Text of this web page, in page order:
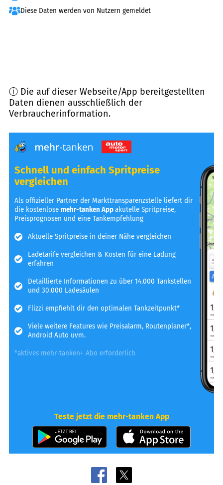
Diese Daten werden von Nutzern gemeldet
ⓘ Die auf dieser Webseite/App bereitgestellten
Daten dienen ausschließlich der
Verbraucherinformation.
Schnell und einfach Spritpreise
vergleichen
Als offizieller Partner der Markttransparenzstelle liefert dir
die kostenlosemehr-tanken Appakutelle Spritpreise,
Preisprognosen und eine Tankempfehlung
Aktuelle Spritpreise in deiner Nähe vergleichen
Ladetarife vergleichen & Kosten für eine Ladung
erfahren
Detaillierte Informationen zu über 14.000 Tankstellen
und 30.000 Ladesäulen
Flizzi empfiehlt dir den optimalen Tankzeitpunkt*
Viele weitere Features wie Preisalarm, Routenplaner*,
Android Auto uvm.
*aktives mehr-tanken+ Abo erforderlich
Teste jetzt die mehr-tanken App